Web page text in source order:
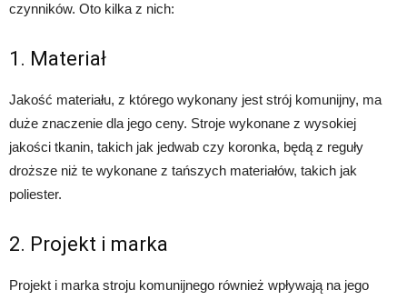
czynników. Oto kilka z nich:
1. Materiał
Jakość materiału, z którego wykonany jest strój komunijny, ma
duże znaczenie dla jego ceny. Stroje wykonane z wysokiej
jakości tkanin, takich jak jedwab czy koronka, będą z reguły
droższe niż te wykonane z tańszych materiałów, takich jak
poliester.
2. Projekt i marka
Projekt i marka stroju komunijnego również wpływają na jego